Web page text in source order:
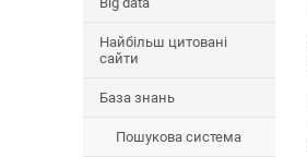
Найбільш цитовані
сайти
База знань
Пошукова система